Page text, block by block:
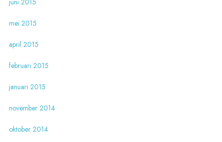
juni 2015
mei 2015
april 2015
februari 2015
januari 2015
november 2014
oktober 2014